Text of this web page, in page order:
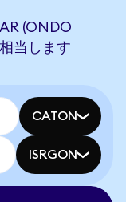
(ONDO
当します
CATON
ISRGON